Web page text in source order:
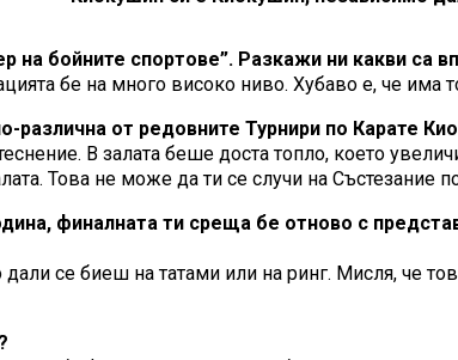
на бойните спортове”. Разкажи ни какви са
бе на много високо ниво. Хубаво е, че има
от редовните Турнири по Карате
В залата беше доста топло, което
Това не може да ти се случи на Състезание
финалната ти среща бе отново с
се биеш на татами или на ринг. Мисля, че